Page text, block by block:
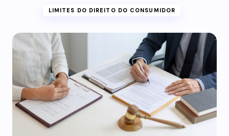
LIMITES DO DIREITO DO CONSUMIDOR